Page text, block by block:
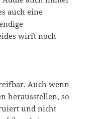
auch eine
wirft noch
Auch wenn
herausstellen, so
und nicht